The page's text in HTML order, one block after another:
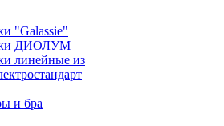
"Galassie"
ДИОЛУМ
линейные из
и бра